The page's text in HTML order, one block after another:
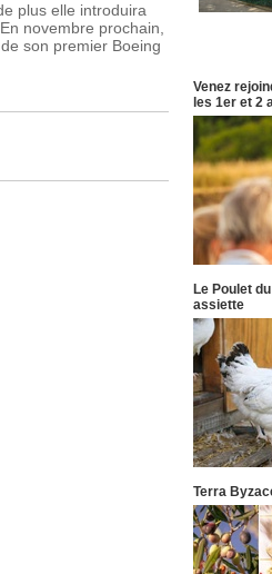
plus elle introduira
novembre prochain,
son premier Boeing
Venez
les 1er et 2
Le Poulet
assiette
Terra